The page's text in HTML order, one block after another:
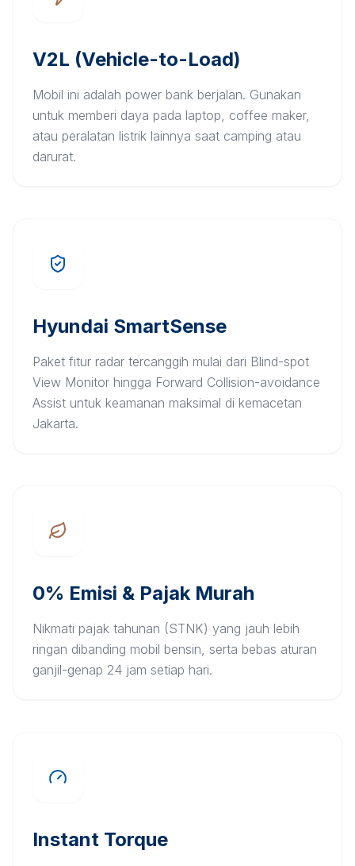
V2L (Vehicle-to-Load)
Mobil ini adalah power bank berjalan. Gunakan
untuk memberi daya pada laptop, coffee maker,
atau peralatan listrik lainnya saat camping atau
darurat.
Hyundai SmartSense
Paket fitur radar tercanggih mulai dari Blind-spot
View Monitor hingga Forward Collision-avoidance
Assist untuk keamanan maksimal di kemacetan
Jakarta.
0% Emisi & Pajak Murah
Nikmati pajak tahunan (STNK) yang jauh lebih
ringan dibanding mobil bensin, serta bebas aturan
ganjil-genap 24 jam setiap hari.
Instant Torque